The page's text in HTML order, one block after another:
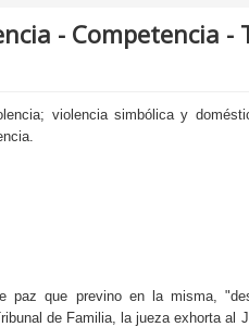
- Competencia -
violencia simbólica y
paz que previno en la misma,
de Familia, la jueza exhorta al